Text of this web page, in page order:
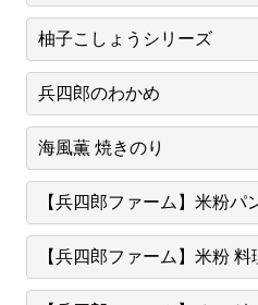
柚子こしょうシリーズ
兵四郎のわかめ
海風薫 焼きのり
【兵四郎ファーム】米粉パ
【兵四郎ファーム】米粉 料